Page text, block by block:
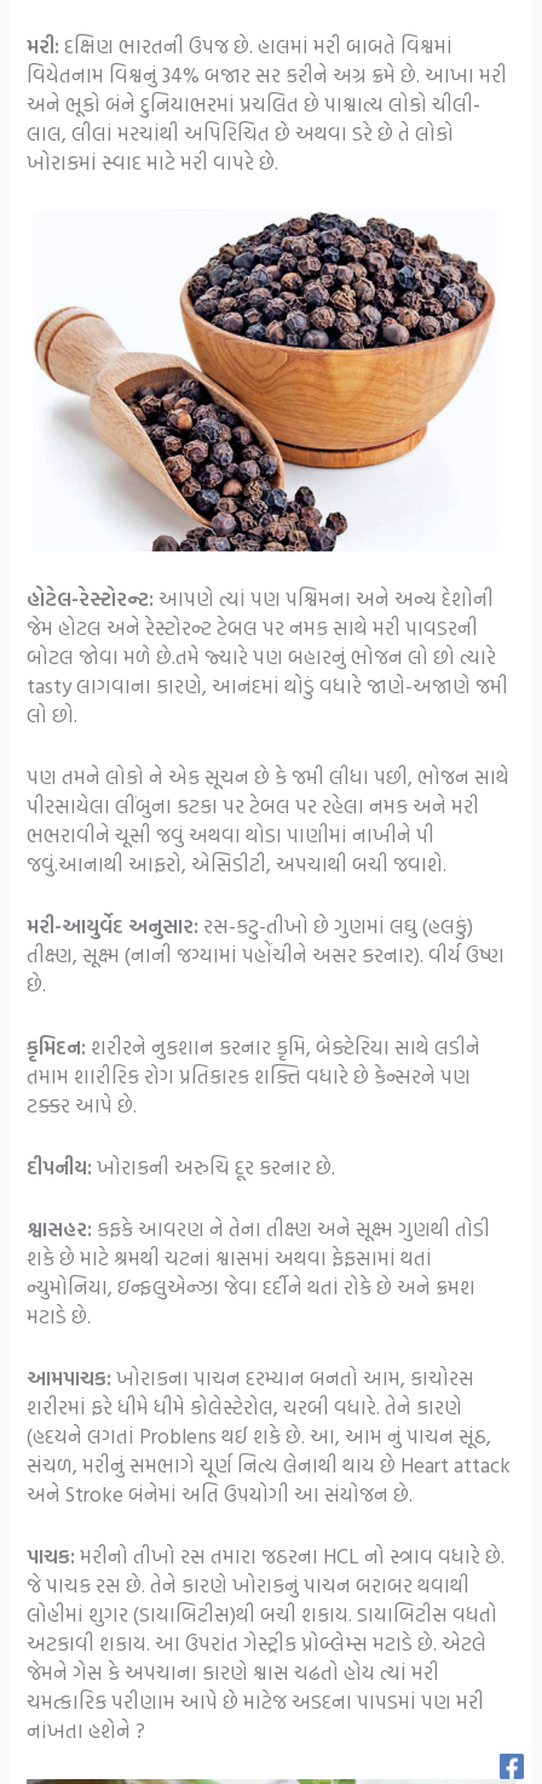
મરી:દક્ષિણ ભારતની ઉપજ છે. હાલમાં મરી બાબતે વિશ્વમાં
વિયેતનામ વિશ્વનું 34% બજાર સર કરીને અગ્ર ક્રમે છે. આખા મરી
અને ભૂકો બંને દુનિયાભરમાં પ્રચલિત છે પાશ્વાત્ય લોકો ચીલી-
લાલ, લીલાં મરચાંથી અપિરિચિત છે અથવા ડરે છે તે લોકો
ખોરાકમાં સ્વાદ માટે મરી વાપરે છે.
હોટેલ-રેસ્ટોરન્ટ:આપણે ત્યાં પણ પશ્વિમના અને અન્ય દેશોની
જેમ હોટલ અને રેસ્ટોરન્ટ ટેબલ પર નમક સાથે મરી પાવડરની
બોટલ જોવા મળે છે.તમે જ્યારે પણ બહારનું ભોજન લો છો ત્યારે
tasty લાગવાના કારણે, આનંદમાં થોડું વધારે જાણે-અજાણે જમી
લો છો.
પણ તમને લોકો ને એક સૂચન છે કે જમી લીધા પછી, ભોજન સાથે
પીરસાયેલા લીંબુના કટકા પર ટેબલ પર રહેલા નમક અને મરી
ભભરાવીને ચૂસી જવું અથવા થોડા પાણીમાં નાખીને પી
જવું.આનાથી આફરો, એસિડીટી, અપચાથી બચી જવાશે.
મરી-આયુર્વેદ અનુસાર:રસ-કટુ-તીખો છે ગુણમાં લઘુ (હલકું)
તીક્ષ્ણ, સૂક્ષ્મ (નાની જગ્યામાં પહોંચીને અસર કરનાર). વીર્ય ઉષ્ણ
છે.
કૃમિદન: શરીરને નુકશાન કરનાર કૃમિ, બેક્ટેરિયા સાથે લડીને
તમામ શારીરિક રોગ પ્રતિકારક શક્તિ વધારે છે કેન્સરને પણ
ટક્કર આપે છે.
દીપનીય:ખોરાકની અરુચિ દૂર કરનાર છે.
શ્વાસહર: કફકે આવરણ ને તેના તીક્ષ્ણ અને સૂક્ષ્મ ગુણથી તોડી
શકે છે માટે શ્રમથી ચટનાં શ્વાસમાં અથવા ફેફસામાં થતાં
ન્યુમોનિયા, ઇન્ફલુએન્ઝા જેવા દર્દીને થતાં રોકે છે અને ક્રમશ
મટાડે છે.
આમપાચક:ખોરાકના પાચન દરમ્યાન બનતો આમ, કાચોરસ
શરીરમાં ફરે ધીમે ધીમે કોલેસ્ટેરોલ, ચરબી વધારે. તેને કારણે
(હદયને લગતાં Problens થઈ શકે છે. આ, આમ નું પાચન સૂંઠ,
સંચળ, મરીનું સમભાગે ચૂર્ણ નિત્ય લેનાથી થાય છે Heart attack
અને Stroke બંનેમાં અતિ ઉપયોગી આ સંયોજન છે.
પાચક:મરીનો તીખો રસ તમારા જઠરના HCL નો સ્ત્રાવ વધારે છે.
જે પાચક રસ છે. તેને કારણે ખોરાકનું પાચન બરાબર થવાથી
લોહીમાં શુગર (ડાયાબિટીસ)થી બચી શકાય. ડાયાબિટીસ વધતો
અટકાવી શકાય. આ ઉપરાંત ગેસ્ટ્રીક પ્રોબ્લેમ્સ મટાડે છે. એટલે
જેમને ગેસ કે અપચાના કારણે શ્વાસ ચઢતો હોય ત્યાં મરી
ચમત્કારિક પરીણામ આપે છે માટેજ અડદના પાપડમાં પણ મરી
નાંખતા હશેને ?